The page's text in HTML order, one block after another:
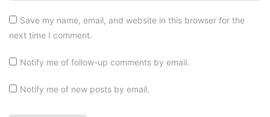
Save my name, email, and website in this browser for the
next time I comment.
Notify me of follow-up comments by email.
Notify me of new posts by email.